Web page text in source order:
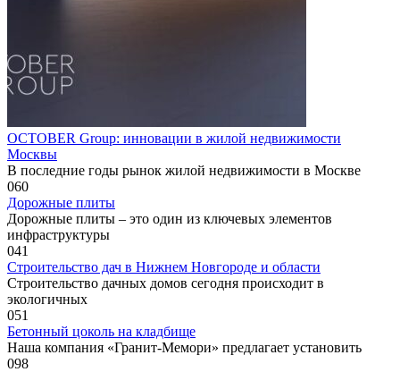
OCTOBER Group: инновации в жилой недвижимости
Москвы
В последние годы рынок жилой недвижимости в Москве
060
Дорожные плиты
Дорожные плиты – это один из ключевых элементов
инфраструктуры
041
Строительство дач в Нижнем Новгороде и области
Строительство дачных домов сегодня происходит в
экологичных
051
Бетонный цоколь на кладбище
Наша компания «Гранит-Мемори» предлагает установить
098